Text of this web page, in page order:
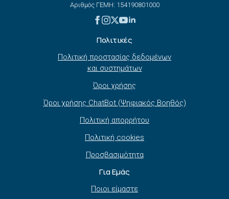
Αριθμός ΓΕΜΗ: 154190801000
Πολιτικές
Πολιτική προστασίας δεδομένων
και συστημάτων
Όροι χρήσης
Όροι χρήσης ChatBot (Ψηφιακός Βοηθός)
Πολιτική απορρήτου
Πολιτική cookies
Προσβασιμότητα
Για Εμάς
Ποιοι είμαστε